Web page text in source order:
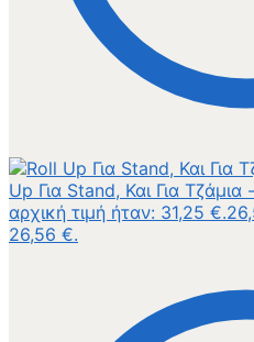
Up Για Stand, Και Για
αρχική τιμή ήταν: 31,25 €.
26,56 €.